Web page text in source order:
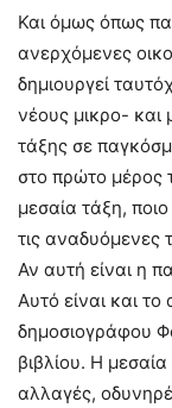
Και όμως όπως
ανερχόμενες
δημιουργεί
νέους μικρο- και
τάξης σε
στο πρώτο μέρος
μεσαία τάξη,
τις αναδυόμενες
Αν αυτή είναι η
Αυτό είναι και το
δημοσιογράφου
βιβλίου. Η
αλλαγές,